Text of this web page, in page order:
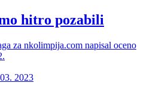
hitro pozabili
za nkolimpija.com napisal oceno
2023